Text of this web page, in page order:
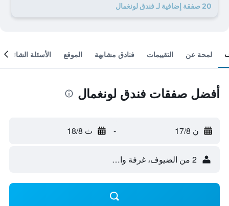
20 صفقة إضافية لـ فندق لونغمال
لمحة عن التقييمات فنادق مشابهة الموقع الأسئلة الشائعة
أفضل صفقات فندق لونغمال
ن 17/8 - ث 18/8
2 من الضيوف، غرفة واحدة